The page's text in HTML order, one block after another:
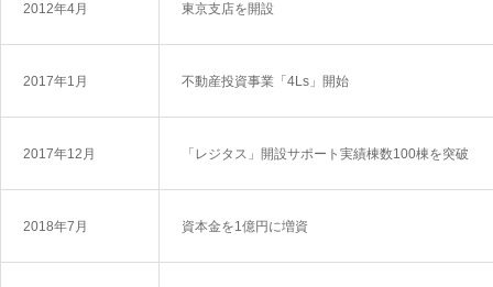
2012年4月 東京支店を開設
2017年1月 不動産投資事業「4Ls」開始
2017年12月 「レジタス」開設サポート実績棟数100棟を突破
2018年7月 資本金を1億円に増資